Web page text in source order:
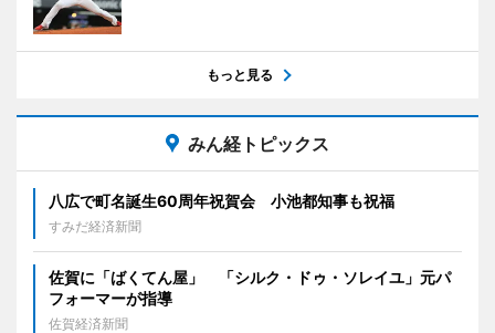
もっと見る
みん経トピックス
八広で町名誕生60周年祝賀会 小池都知事も祝福
すみだ経済新聞
佐賀に「ばくてん屋」 「シルク・ドゥ・ソレイユ」元パ
フォーマーが指導
佐賀経済新聞